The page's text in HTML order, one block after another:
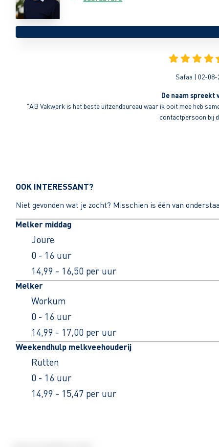
Safaa | 02-08-
De naam spreekt
"AB Vakwerk is het beste uitzendbureau waar ik ooit mee heb
contactpersoon bij
OOK INTERESSANT?
Niet gevonden wat je zocht? Misschien is één van
Melker middag
Joure
0 - 16 uur
14,99 - 16,50 per uur
Melker
Workum
0 - 16 uur
14,99 - 17,00 per uur
Weekendhulp melkveehouderij
Rutten
0 - 16 uur
14,99 - 15,47 per uur